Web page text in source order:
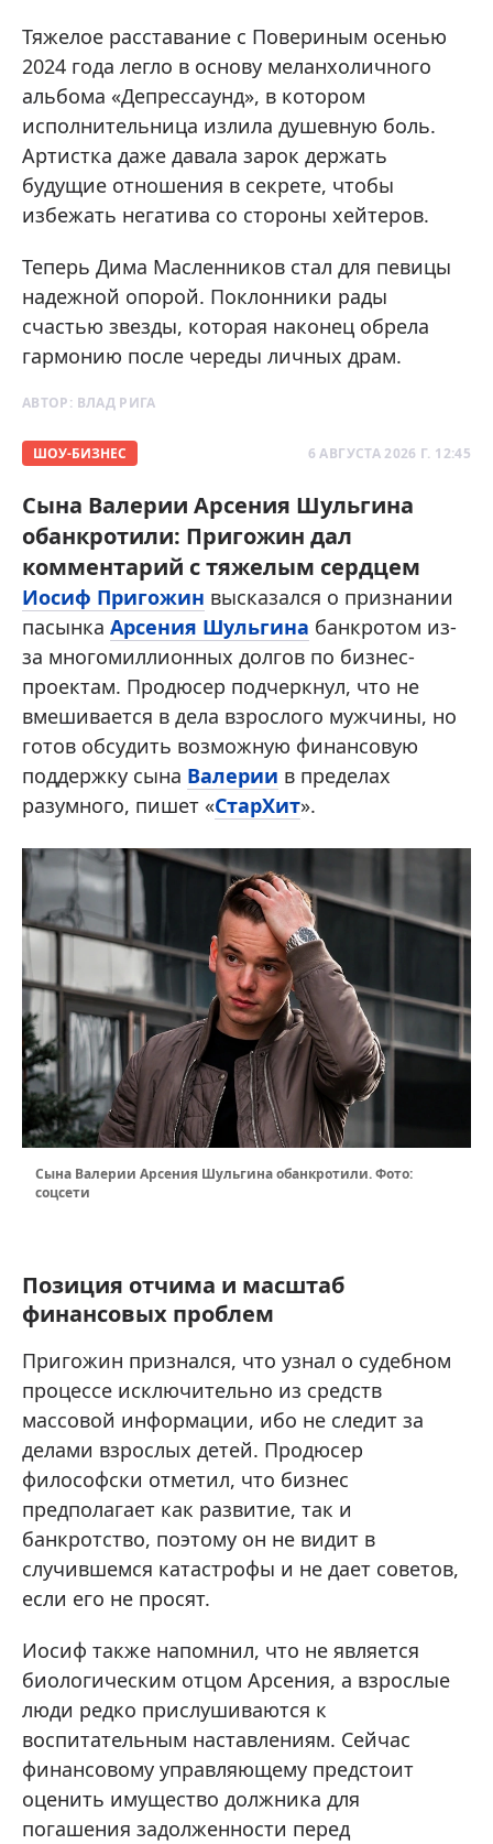
Тяжелое расставание с Повериным осенью
2024 года легло в основу меланхоличного
альбома «Депрессаунд», в котором
исполнительница излила душевную боль.
Артистка даже давала зарок держать
будущие отношения в секрете, чтобы
избежать негатива со стороны хейтеров.
Теперь Дима Масленников стал для певицы
надежной опорой. Поклонники рады
счастью звезды, которая наконец обрела
гармонию после череды личных драм.
АВТОР: ВЛАД РИГА
ШОУ-БИЗНЕС 6 АВГУСТА 2026 Г. 12:45
Сына Валерии Арсения Шульгина
обанкротили: Пригожин дал
комментарий с тяжелым сердцем
Иосиф Пригожин высказался о признании
пасынка Арсения Шульгина банкротом из-
за многомиллионных долгов по бизнес-
проектам. Продюсер подчеркнул, что не
вмешивается в дела взрослого мужчины, но
готов обсудить возможную финансовую
поддержку сына Валерии в пределах
разумного, пишет «СтарХит».
Сына Валерии Арсения Шульгина обанкротили. Фото:
соцсети
Позиция отчима и масштаб
финансовых проблем
Пригожин признался, что узнал о судебном
процессе исключительно из средств
массовой информации, ибо не следит за
делами взрослых детей. Продюсер
философски отметил, что бизнес
предполагает как развитие, так и
банкротство, поэтому он не видит в
случившемся катастрофы и не дает советов,
если его не просят.
Иосиф также напомнил, что не является
биологическим отцом Арсения, а взрослые
люди редко прислушиваются к
воспитательным наставлениям. Сейчас
финансовому управляющему предстоит
оценить имущество должника для
погашения задолженности перед